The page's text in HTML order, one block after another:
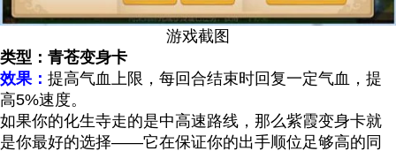
游戏截图
类型：青苍变身卡
效果： 提高气血上限，每回合结束时回复一定气血，提
高5%速度。
如果你的化生寺走的是中高速路线，那么紫霞变身卡就
是你最好的选择——它在保证你的出手顺位足够高的同